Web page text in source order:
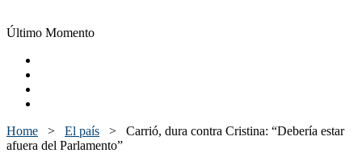
Último Momento
Home > El país > Carrió, dura contra Cristina: “Debería estar
afuera del Parlamento”